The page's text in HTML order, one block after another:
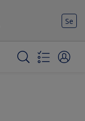
Se